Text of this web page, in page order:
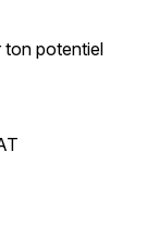
ton potentiel